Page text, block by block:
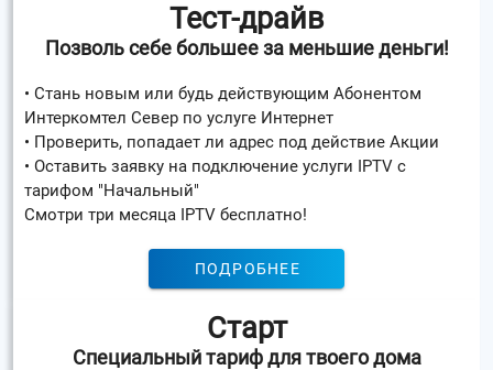
Тест-драйв
Позволь себе большее за меньшие деньги!
• Стань новым или будь действующим Абонентом
Интеркомтел Север по услуге Интернет
• Проверить, попадает ли адрес под действие Акции
• Оставить заявку на подключение услуги IPTV с
тарифом "Начальный"
Смотри три месяца IPTV бесплатно!
ПОДРОБНЕЕ
Старт
Специальный тариф для твоего дома